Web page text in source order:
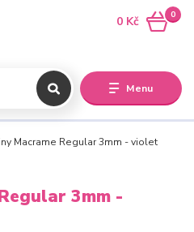
Menu
0
0 Kč
Macrame Regular 3mm - violet
3mm -